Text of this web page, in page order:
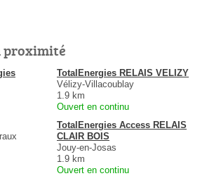
proximité
TotalEnergies RELAIS VELIZY
Vélizy-Villacoublay
1.9 km
Ouvert en continu
TotalEnergies Access RELAIS
CLAIR BOIS
Jouy-en-Josas
1.9 km
Ouvert en continu